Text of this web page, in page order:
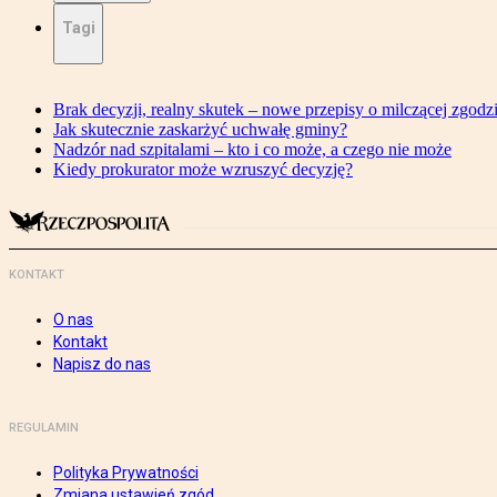
Tagi
Brak decyzji, realny skutek – nowe przepisy o milczącej
Jak skutecznie zaskarżyć uchwałę gminy?
Nadzór nad szpitalami – kto i co może, a czego nie może
Kiedy prokurator może wzruszyć decyzję?
KONTAKT
O nas
Kontakt
Napisz do nas
REGULAMIN
Polityka Prywatności